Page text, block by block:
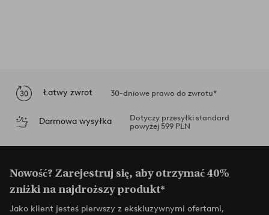
Łatwy zwrot 30-dniowe prawo do zwrotu*
Darmowa wysyłka
Dotyczy przesyłki standard
powyżej 599 PLN
Nowość? Zarejestruj się, aby otrzymać 40%
zniżki na najdroższy produkt*
Jako klient jesteś pierwszy z ekskluzywnymi ofertami,